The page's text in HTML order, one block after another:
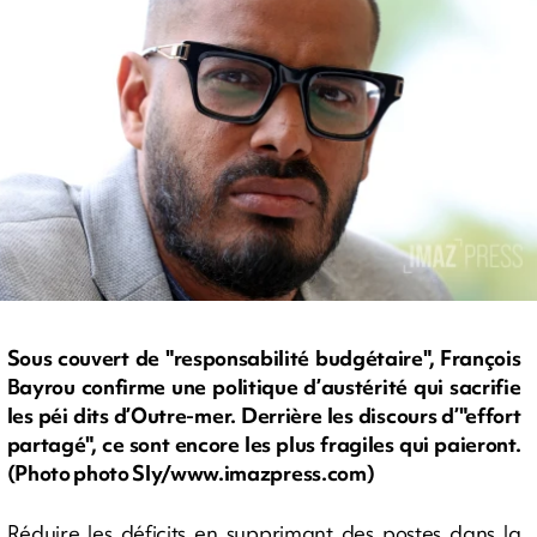
Sous couvert de "responsabilité budgétaire", François
Bayrou confirme une politique d’austérité qui sacrifie
les péi dits d’Outre-mer. Derrière les discours d’"effort
partagé", ce sont encore les plus fragiles qui paieront.
(Photo photo Sly/www.imazpress.com)